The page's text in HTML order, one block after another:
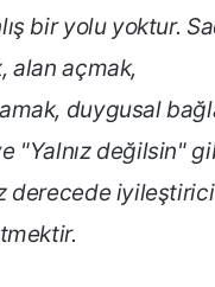
bir yolu yoktur.
alan açmak,
duygusal
"Yalnız değilsin"
derecede